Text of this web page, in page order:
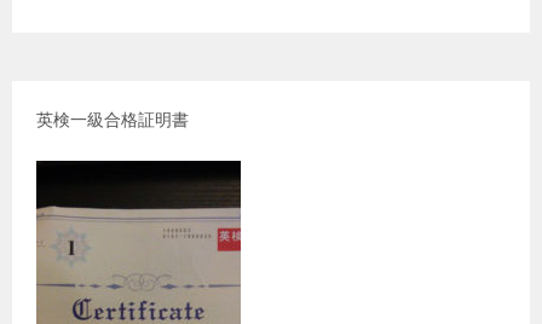
英検一級合格証明書